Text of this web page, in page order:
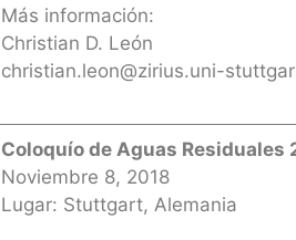
Más información:
Christian D. León
christian.leon@zirius.uni-
Coloquío de Aguas Residuales
Noviembre 8, 2018
Lugar: Stuttgart, Alemania